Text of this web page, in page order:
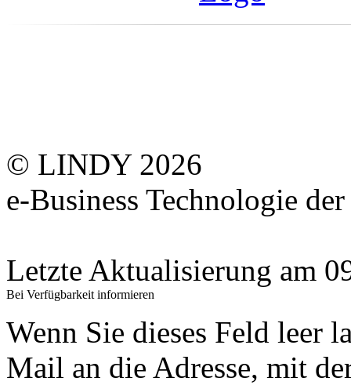
© LINDY 2026
e-Business Technologie
Letzte Aktualisierung am
Bei Verfügbarkeit informieren
Wenn Sie dieses Feld leer
Mail an die Adresse, mit